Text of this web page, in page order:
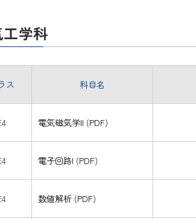
学科
ス 科目名
電気磁気学II (PDF)
電子回路I (PDF)
数値解析 (PDF)